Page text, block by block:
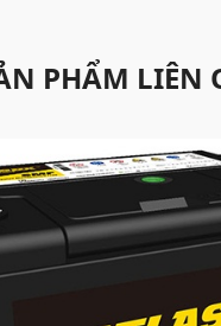
PHẨM LIÊN